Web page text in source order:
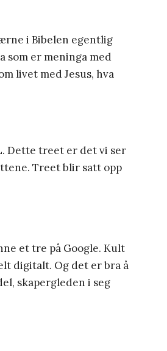
i Bibelen egentlig
som er meninga med
livet med Jesus, hva
Dette treet er det vi ser
Treet blir satt opp
et tre på Google. Kult
digitalt. Og det er bra å
skapergleden i seg